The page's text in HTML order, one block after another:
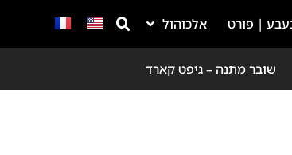
| פורט אלכוהול
שובר מתנה – גיפט קארד